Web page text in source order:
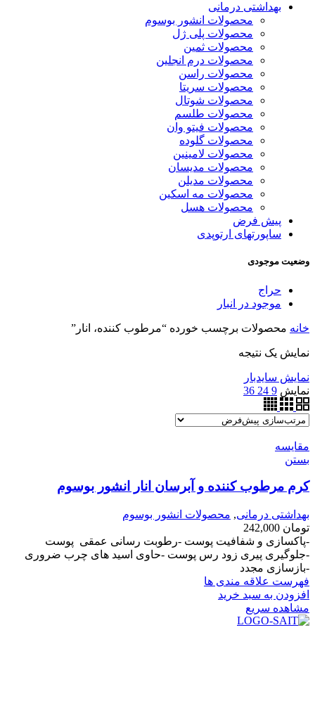
بهداشتی درمانی
محصولات انشور بوسوم
محصولات پلی ژل
محصولات ثمین
محصولات درم انجلین
محصولات راسن
محصولات سریتا
محصولات شوتال
محصولات طلسم
محصولات فیتو وان
محصولات گلوده
محصولات لامینین
محصولات مدیسان
محصولات مدیلن
محصولات مه اسکین
محصولات هسل
پیش فرض
ساپورتهای ارتوپدی
وضعیت موجودی
حراج
موجود در انبار
خانه محصولات برچسب خورده “مرطوب کننده، انار”
نمایش یک نتیجه
نمایش سایدبار
نمایش 9
24
36
مقایسه
بستن
کرم مرطوب کننده و آبرسان انار انشور بوسوم
بهداشتی درمانی, محصولات انشور بوسوم
تومان
-پاکسازی و شفافیت پوست -رطوبت رسانی عمقی پوست
-جلوگیری پیری زود رس پوست -حاوی اسید های چرب ضروری
-بازسازی مجدد
فهرست علاقه مندی ها
افزودن به سبد خرید
مشاهده سریع